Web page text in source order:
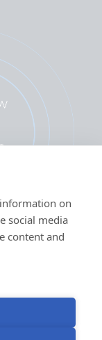
on
social media
content and
Termeni de